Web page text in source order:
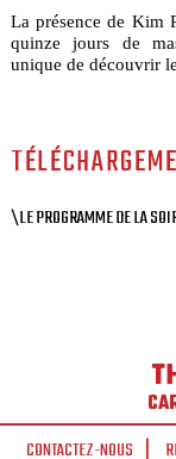
La présence de Kim
quinze jours de
unique de découvrir
\LE PROGRAMME DE LA
CONTACTEZ-NOUS